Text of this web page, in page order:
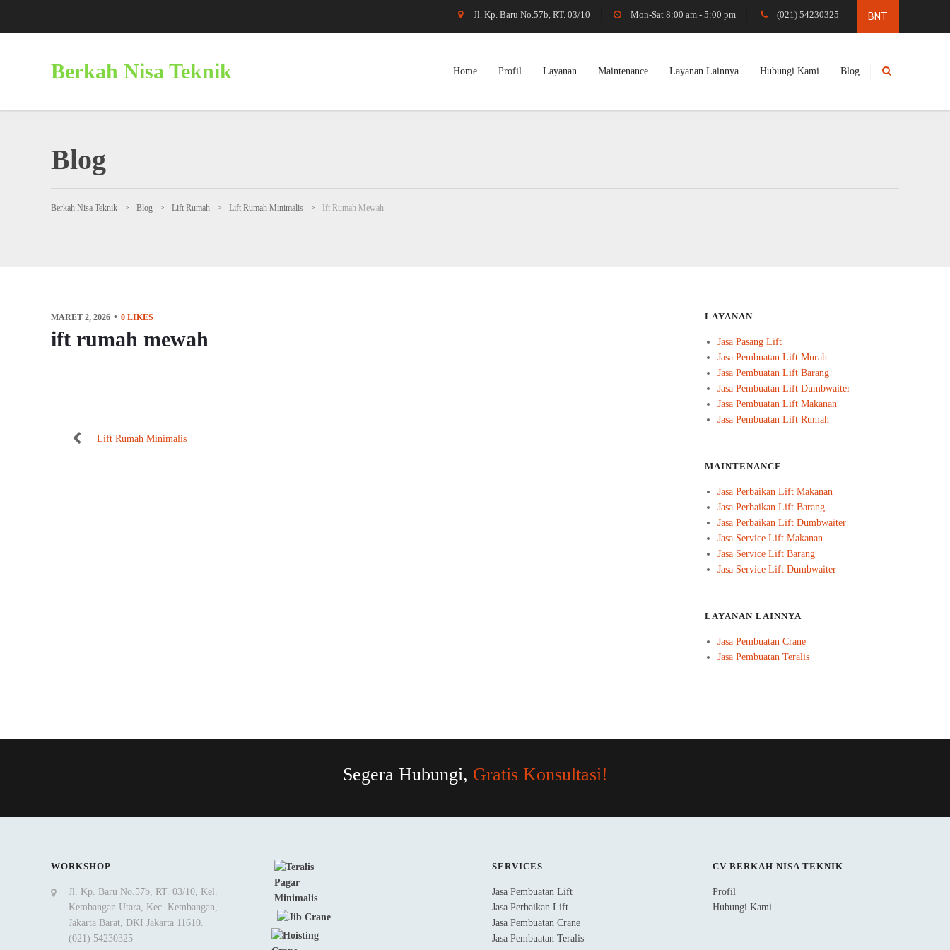
Jl. Kp. Baru No.57b, RT. 03/10 Mon-Sat 8:00 am - 5:00 pm (021) 54230325
Berkah Nisa Teknik Home Profil Layanan Maintenance Layanan Lainnya Hubungi Kami Blog
Blog
Berkah Nisa Teknik > Blog > Lift Rumah > Lift Rumah Minimalis > Ift Rumah Mewah
MARET 2, 2026 0 LIKES
ift rumah mewah
Lift Rumah Minimalis
LAYANAN
Jasa Pasang Lift
Jasa Pembuatan Lift Murah
Jasa Pembuatan Lift Barang
Jasa Pembuatan Lift Dumbwaiter
Jasa Pembuatan Lift Makanan
Jasa Pembuatan Lift Rumah
MAINTENANCE
Jasa Perbaikan Lift Makanan
Jasa Perbaikan Lift Barang
Jasa Perbaikan Lift Dumbwaiter
Jasa Service Lift Makanan
Jasa Service Lift Barang
Jasa Service Lift Dumbwaiter
LAYANAN LAINNYA
Jasa Pembuatan Crane
Jasa Pembuatan Teralis
Segera Hubungi, Gratis Konsultasi!
WORKSHOP
Jl. Kp. Baru No.57b, RT. 03/10, Kel.
Kembangan Utara, Kec. Kembangan,
Jakarta Barat, DKI Jakarta 11610.
(021) 54230325
SERVICES
Jasa Pembuatan Lift
Jasa Perbaikan Lift
Jasa Pembuatan Crane
Jasa Pembuatan Teralis
CV BERKAH NISA TEKNIK
Profil
Hubungi Kami